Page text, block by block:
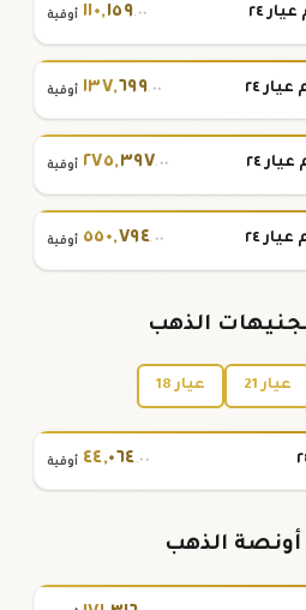
١١٠,١٥٩.٠٠ أوقية
١٣٧,٦٩٩.٠٠ أوقية
٢٧٥,٣٩٧.٠٠ أوقية
٥٥٠,٧٩٤.٠٠ أوقية
الذهب
عيار 21 عيار 18
٤٤,٠٦٤.٠٠ أوقية
الذهب